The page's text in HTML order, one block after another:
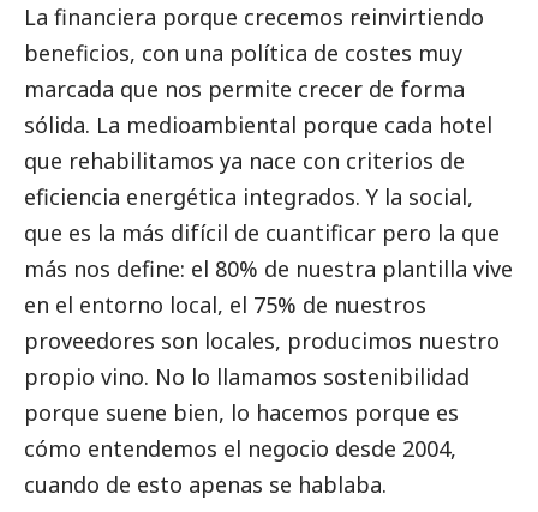
La financiera porque crecemos reinvirtiendo
beneficios, con una política de costes muy
marcada que nos permite crecer de forma
sólida. La medioambiental porque cada hotel
que rehabilitamos ya nace con criterios de
eficiencia energética integrados. Y la social,
que es la más difícil de cuantificar pero la que
más nos define: el 80% de nuestra plantilla vive
en el entorno local, el 75% de nuestros
proveedores son locales, producimos nuestro
propio vino. No lo llamamos sostenibilidad
porque suene bien, lo hacemos porque es
cómo entendemos el negocio desde 2004,
cuando de esto apenas se hablaba.